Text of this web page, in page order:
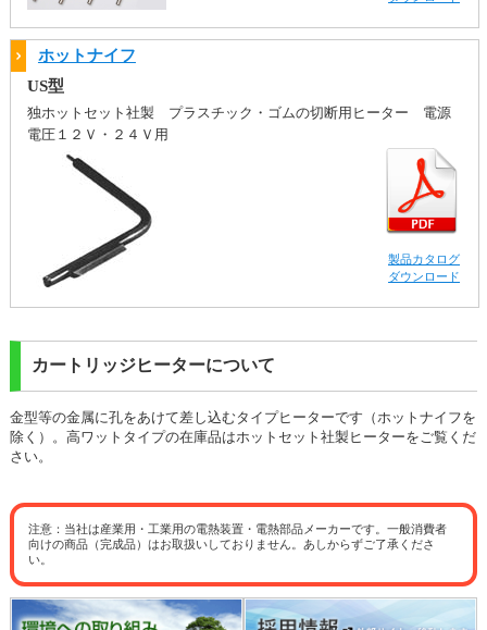
ホットナイフ
US型
独ホットセット社製 プラスチック・ゴムの切断用ヒーター 電源
電圧１２Ｖ・２４Ｖ用
製品カタログ
ダウンロード
カートリッジヒーターについて
金型等の金属に孔をあけて差し込むタイプヒーターです（ホットナイフを
除く）。高ワットタイプの在庫品はホットセット社製ヒーターをご覧くだ
さい。
注意：当社は産業用・工業用の電熱装置・電熱部品メーカーです。一般消費者
向けの商品（完成品）はお取扱いしておりません。あしからずご了承くださ
い。